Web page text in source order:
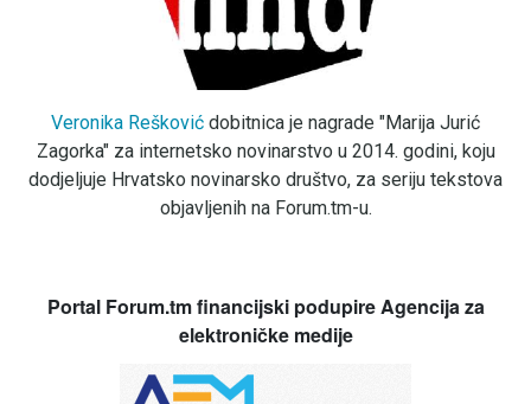
Veronika Rešković dobitnica je nagrade "Marija Jurić
Zagorka" za internetsko novinarstvo u 2014. godini, koju
dodjeljuje Hrvatsko novinarsko društvo, za seriju tekstova
objavljenih na Forum.tm-u.
Portal Forum.tm financijski podupire Agencija za
elektroničke medije